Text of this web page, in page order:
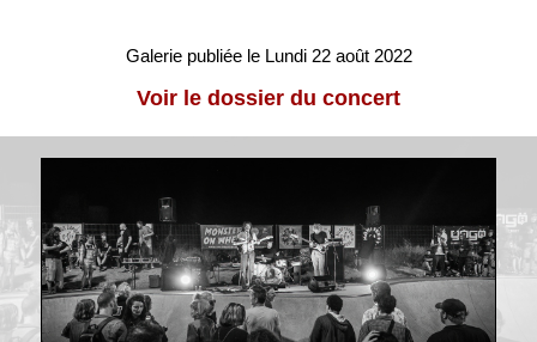
Galerie publiée le Lundi 22 août 2022
Voir le dossier du concert